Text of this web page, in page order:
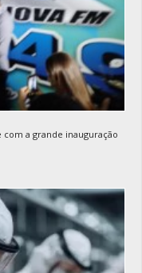
com a grande inauguração